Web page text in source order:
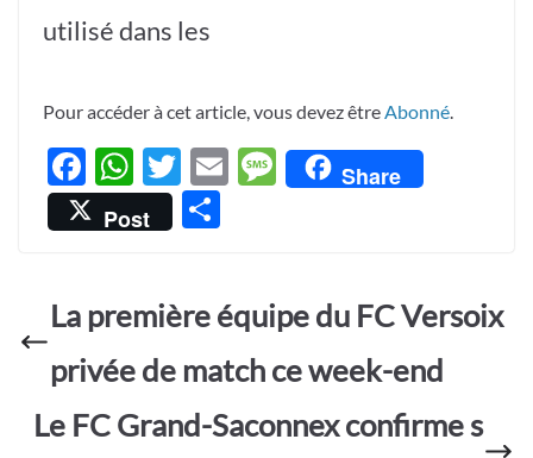
utilisé dans les
Pour accéder à cet article, vous devez être Abonné
F
ac
e
o
o
k
W
h
at
A
p
p
T
w
itt
E
M
es
e
Share
Post
g
er
La première équipe du FC Versoix
privée de match ce week-end
Le FC Grand-Saconnex confirme s